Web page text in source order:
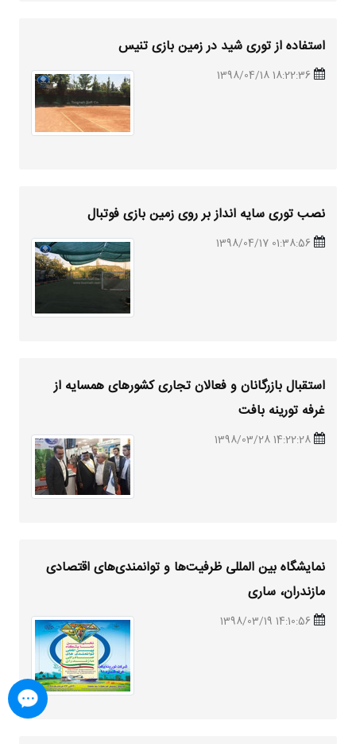
استفاده از توریشید در زمین بازی تنیس
18:22:36 1398/04/18
نصب توری سایه انداز بر روی زمین بازی فوتبال
01:38:56 1398/04/17
استقبال بازرگانان و فعالان تجاری کشورهای همسایه از
غرفه تورینه بافت
14:22:28 1398/03/28
نمایشگاه بین المللی ظرفیت‌ها و توانمندی‌های اقتصادی
مازندران، ساری
14:10:56 1398/03/19